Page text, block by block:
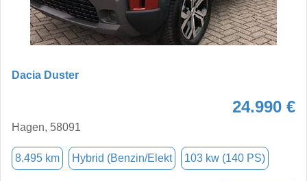
Dacia Duster
24.990 €
Hagen, 58091
8.495 km Hybrid (Benzin/Elekt 103 kw (140 PS)